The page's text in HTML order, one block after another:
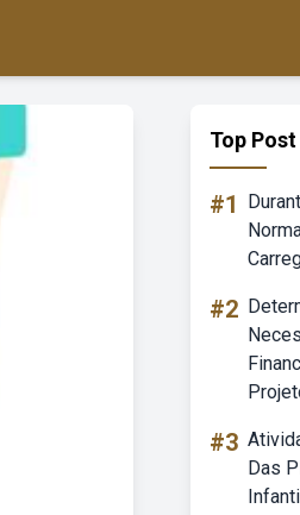
Top Post
#1
#2
#3
Das